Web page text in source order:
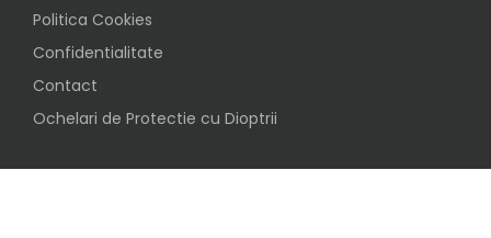
Politica Cookies
Confidentialitate
Contact
Ochelari de Protectie cu Dioptrii